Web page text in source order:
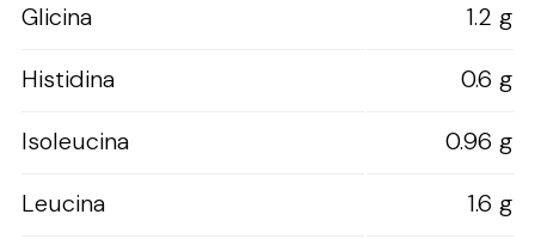
Glicina
1.2 g
Histidina
0.6 g
Isoleucina
0.96 g
Leucina
1.6 g